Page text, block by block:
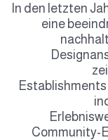
In den letzten
eine
Community-